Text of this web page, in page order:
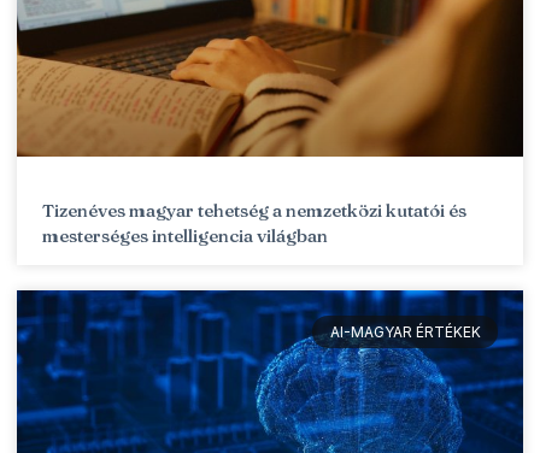
Tizenéves magyar tehetség a nemzetközi kutatói és
mesterséges intelligencia világban
AI-MAGYAR ÉRTÉKEK